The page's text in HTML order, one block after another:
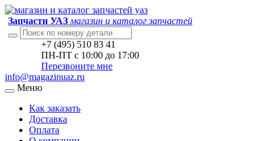
Запчасти УАЗ магазин и каталог запчастей
+7 (495) 510 83 41
ПН-ПТ с 10:00 до 17:00
Перезвоните мне
info@magazinuaz.ru
Меню
Как заказать
Доставка
Оплата